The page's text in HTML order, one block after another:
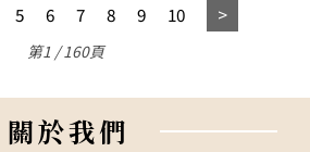
5 6 7 8 9 10
第1 / 160頁
關於我們